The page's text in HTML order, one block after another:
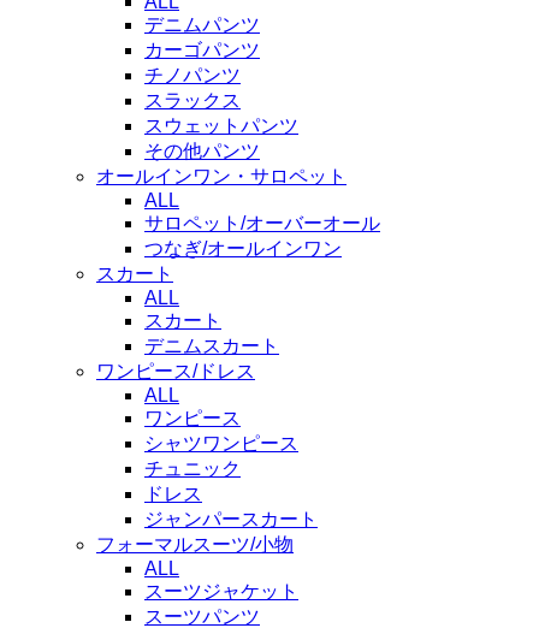
デニムパンツ
カーゴパンツ
チノパンツ
スラックス
スウェットパンツ
その他パンツ
オールインワン・サロペット
ALL
サロペット/オーバーオール
つなぎ/オールインワン
スカート
ALL
スカート
デニムスカート
ワンピース/ドレス
ALL
ワンピース
シャツワンピース
チュニック
ドレス
ジャンパースカート
フォーマルスーツ/小物
ALL
スーツジャケット
スーツパンツ